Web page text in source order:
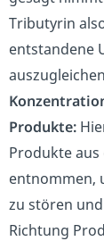
Tributyrin
entstandene
Produkte:
Produkte aus
entnommen,
zu stören
Richtung